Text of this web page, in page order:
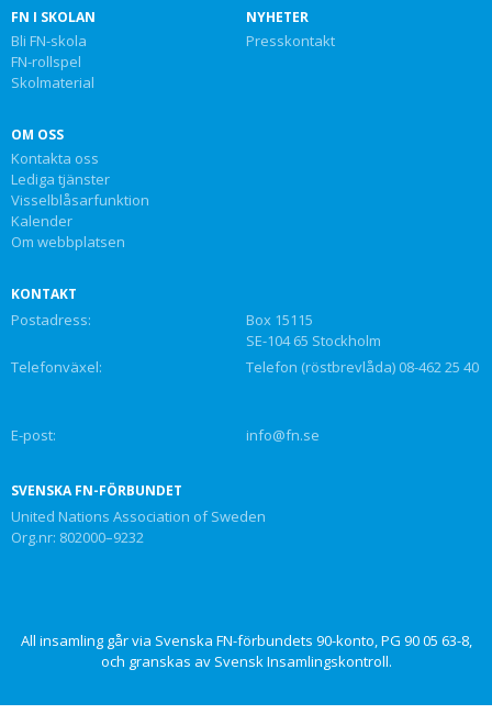
FN I SKOLAN
Bli FN-skola
FN-rollspel
Skolmaterial
NYHETER
Presskontakt
OM OSS
Kontakta oss
Lediga tjänster
Visselblåsarfunktion
Kalender
Om webbplatsen
KONTAKT
Postadress:
Box 15115
SE-104 65 Stockholm
Telefonväxel:
Telefon (röstbrevlåda) 08-462 25 40
E-post: info@fn.se
SVENSKA FN-FÖRBUNDET
United Nations Association of Sweden
Org.nr: 802000–9232
All insamling går via Svenska FN-förbundets 90-konto, PG 90 05 63-8,
och granskas av Svensk Insamlingskontroll.